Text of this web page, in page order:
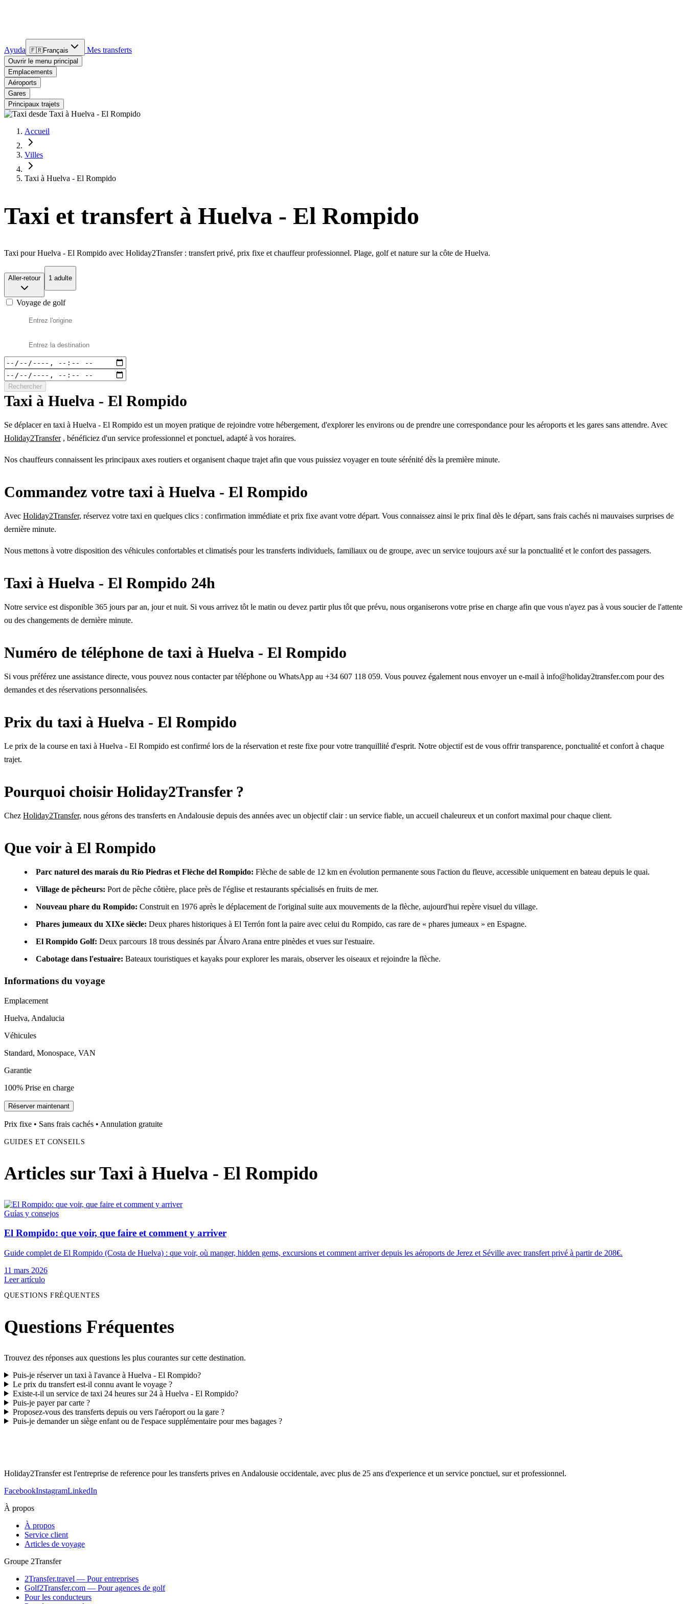
Ayuda 🇫🇷Français Mes transferts
Ouvrir le menu principal
Emplacements
Aéroports
Gares
Principaux trajets
Accueil
Villes
Taxi à Huelva - El Rompido
Taxi et transfert à Huelva - El Rompido
Taxi pour Huelva - El Rompido avec Holiday2Transfer : transfert privé, prix fixe et chauffeur professionnel. Plage, golf et nature sur la côte de Huelva.
Aller-retour 1 adulte
Voyage de golf
Rechercher
Taxi à Huelva - El Rompido
Se déplacer en taxi à Huelva - El Rompido est un moyen pratique de rejoindre votre hébergement, d'explorer les environs ou de prendre une correspondance pour les aéroports et les gares sans attendre. Avec
Holiday2Transfer, bénéficiez d'un service professionnel et ponctuel, adapté à vos horaires.
Nos chauffeurs connaissent les principaux axes routiers et organisent chaque trajet afin que vous puissiez voyager en toute sérénité dès la première minute.
Commandez votre taxi à Huelva - El Rompido
Avec Holiday2Transfer, réservez votre taxi en quelques clics : confirmation immédiate et prix fixe avant votre départ. Vous connaissez ainsi le prix final dès le départ, sans frais cachés ni mauvaises surprises de
dernière minute.
Nous mettons à votre disposition des véhicules confortables et climatisés pour les transferts individuels, familiaux ou de groupe, avec un service toujours axé sur la ponctualité et le confort des passagers.
Taxi à Huelva - El Rompido 24h
Notre service est disponible 365 jours par an, jour et nuit. Si vous arrivez tôt le matin ou devez partir plus tôt que prévu, nous organiserons votre prise en charge afin que vous n'ayez pas à vous soucier de l'attente
ou des changements de dernière minute.
Numéro de téléphone de taxi à Huelva - El Rompido
Si vous préférez une assistance directe, vous pouvez nous contacter par téléphone ou WhatsApp au +34 607 118 059. Vous pouvez également nous envoyer un e-mail à info@holiday2transfer.com pour des
demandes et des réservations personnalisées.
Prix du taxi à Huelva - El Rompido
Le prix de la course en taxi à Huelva - El Rompido est confirmé lors de la réservation et reste fixe pour votre tranquillité d'esprit. Notre objectif est de vous offrir transparence, ponctualité et confort à chaque
trajet.
Pourquoi choisir Holiday2Transfer ?
Chez Holiday2Transfer, nous gérons des transferts en Andalousie depuis des années avec un objectif clair : un service fiable, un accueil chaleureux et un confort maximal pour chaque client.
Que voir à El Rompido
Parc naturel des marais du Río Piedras et Flèche del Rompido: Flèche de sable de 12 km en évolution permanente sous l'action du fleuve, accessible uniquement en bateau depuis le quai.
Village de pêcheurs: Port de pêche côtière, place près de l'église et restaurants spécialisés en fruits de mer.
Nouveau phare du Rompido: Construit en 1976 après le déplacement de l'original suite aux mouvements de la flèche, aujourd'hui repère visuel du village.
Phares jumeaux du XIXe siècle: Deux phares historiques à El Terrón font la paire avec celui du Rompido, cas rare de « phares jumeaux » en Espagne.
El Rompido Golf: Deux parcours 18 trous dessinés par Álvaro Arana entre pinèdes et vues sur l'estuaire.
Cabotage dans l'estuaire: Bateaux touristiques et kayaks pour explorer les marais, observer les oiseaux et rejoindre la flèche.
Informations du voyage
Emplacement
Huelva, Andalucia
Véhicules
Standard, Monospace, VAN
Garantie
100% Prise en charge
Réserver maintenant
Prix fixe • Sans frais cachés • Annulation gratuite
GUIDES ET CONSEILS
Articles sur Taxi à Huelva - El Rompido
Guías y consejos
El Rompido: que voir, que faire et comment y arriver
Guide complet de El Rompido (Costa de Huelva) : que voir, où manger, hidden gems, excursions et comment arriver depuis les aéroports de Jerez et Séville avec transfert privé à partir de 208€.
11 mars 2026
Leer artículo
QUESTIONS FRÉQUENTES
Questions Fréquentes
Trouvez des réponses aux questions les plus courantes sur cette destination.
Puis-je réserver un taxi à l'avance à Huelva - El Rompido?
Le prix du transfert est-il connu avant le voyage ?
Existe-t-il un service de taxi 24 heures sur 24 à Huelva - El Rompido?
Puis-je payer par carte ?
Proposez-vous des transferts depuis ou vers l'aéroport ou la gare ?
Puis-je demander un siège enfant ou de l'espace supplémentaire pour mes bagages ?
Holiday2Transfer est l'entreprise de reference pour les transferts prives en Andalousie occidentale, avec plus de 25 ans d'experience et un service ponctuel, sur et professionnel.
FacebookInstagramLinkedIn
À propos
À propos
Service client
Articles de voyage
Groupe 2Transfer
2Transfer.travel — Pour entreprises
Golf2Transfer.com — Pour agences de golf
Pour les conducteurs